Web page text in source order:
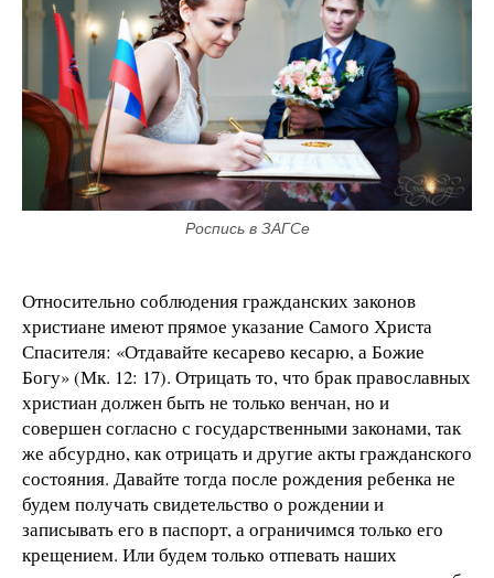
Роспись в ЗАГСе
Относительно соблюдения гражданских законов
христиане имеют прямое указание Самого Христа
Спасителя: «Отдавайте кесарево кесарю, а Божие
Богу» (Мк. 12: 17). Отрицать то, что брак православных
христиан должен быть не только венчан, но и
совершен согласно с государственными законами, так
же абсурдно, как отрицать и другие акты гражданского
состояния. Давайте тогда после рождения ребенка не
будем получать свидетельство о рождении и
записывать его в паспорт, а ограничимся только его
крещением. Или будем только отпевать наших